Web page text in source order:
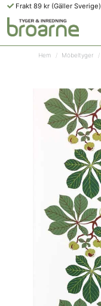
Frakt 89 kr (Gäller Sverige)
Hem Möbeltyger